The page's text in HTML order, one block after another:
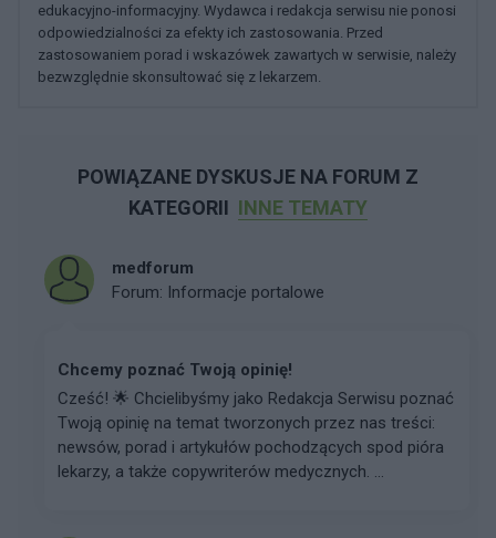
edukacyjno-informacyjny. Wydawca i redakcja serwisu nie ponosi
odpowiedzialności za efekty ich zastosowania. Przed
zastosowaniem porad i wskazówek zawartych w serwisie, należy
bezwzględnie skonsultować się z lekarzem.
POWIĄZANE DYSKUSJE NA FORUM Z
KATEGORII INNE TEMATY
medforum
Forum: Informacje portalowe
Chcemy poznać Twoją opinię!
Cześć! 🌟 Chcielibyśmy jako Redakcja Serwisu poznać
Twoją opinię na temat tworzonych przez nas treści:
newsów, porad i artykułów pochodzących spod pióra
lekarzy, a także copywriterów medycznych. ...